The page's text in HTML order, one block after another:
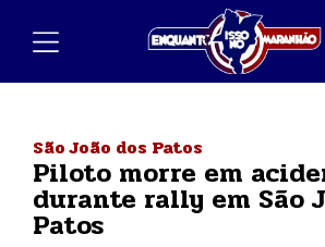
São João dos Patos
Piloto morre em
durante rally em São
Patos